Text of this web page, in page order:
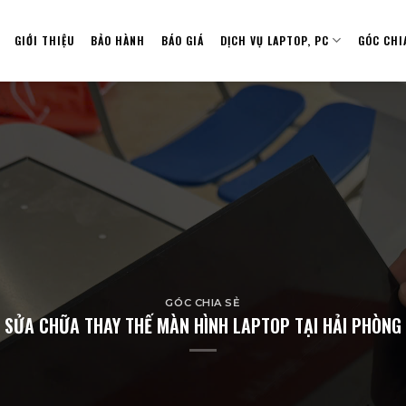
GIỚI THIỆU BẢO HÀNH BÁO GIÁ DỊCH VỤ LAPTOP, PC GÓC
GÓC CHIA SẺ
SỬA CHỮA THAY THẾ MÀN HÌNH LAPTOP TẠI HẢI PHÒNG